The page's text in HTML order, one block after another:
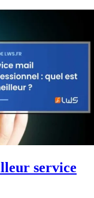
service